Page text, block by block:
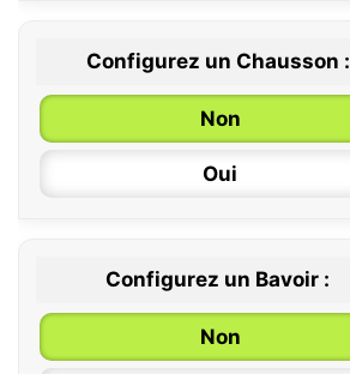
0 / 6 mois
6 / 12 mois
12 / 18 mois
Configurez un Chausson :
Non
Oui
Configurez un Bavoir :
Non